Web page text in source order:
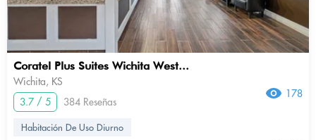
Coratel Plus Suites Wichita West...
Wichita, KS
3.7 / 5
384 Reseñas
178
Habitación De Uso Diurno